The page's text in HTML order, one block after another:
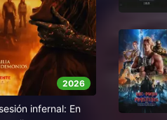
2026
infernal: En